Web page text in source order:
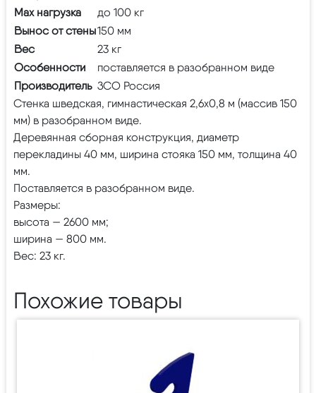
Max нагрузка
до 100 кг
Вынос от стены150 мм
Вес
23 кг
Особенности
поставляется в разобранном виде
Производитель ЗСО Россия
Стенка шведская, гимнастическая 2,6х0,8 м (массив 150
мм) в разобранном виде.
Деревянная сборная конструкция, диаметр
перекладины 40 мм, ширина стояка 150 мм, толщина 40
мм.
Поставляется в разобранном виде.
Размеры:
высота — 2600 мм;
ширина — 800 мм.
Вес: 23 кг.
Похожие товары